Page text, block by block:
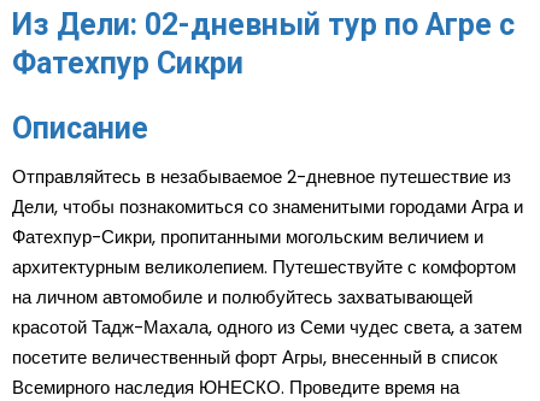
Из Дели: 02-дневный тур по Агре с
Фатехпур Сикри
Описание
Отправляйтесь в незабываемое 2-дневное путешествие из
Дели, чтобы познакомиться со знаменитыми городами Агра и
Фатехпур-Сикри, пропитанными могольским величием и
архитектурным великолепием. Путешествуйте с комфортом
на личном автомобиле и полюбуйтесь захватывающей
красотой Тадж-Махала, одного из Семи чудес света, а затем
посетите величественный форт Агры, внесенный в список
Всемирного наследия ЮНЕСКО. Проведите время на